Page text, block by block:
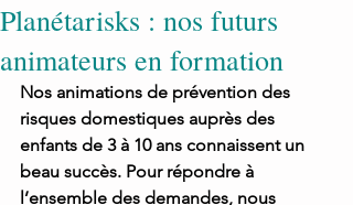
Planétarisks : nos futurs
animateurs en formation
Nos animations de prévention des
risques domestiques auprès des
enfants de 3 à 10 ans connaissent un
beau succès. Pour répondre à
l’ensemble des demandes, nous